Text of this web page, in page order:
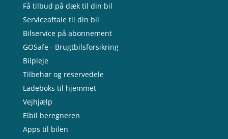
Få tilbud på dæk til din bil
Serviceaftale til din bil
Bilservice på abonnement
GOSafe - Brugtbilsforsikring
Bilpleje
Tilbehør og reservedele
Ladeboks til hjemmet
Vejhjælp
Elbil beregneren
Apps til bilen